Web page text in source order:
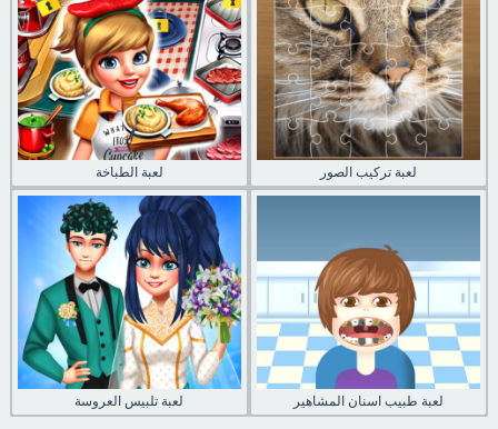
لعبة الطباخة لعبة تركيب الصور
لعبة تلبيس العروسة لعبة طبيب اسنان المشاهير